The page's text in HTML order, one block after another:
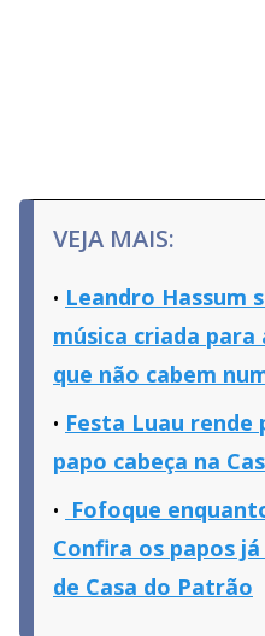
VEJA MAIS:
Leandro Hassum
música criada para
que não cabem
Festa Luau rende
papo cabeça na
Fofoque
Confira os papos
de Casa do Patrão